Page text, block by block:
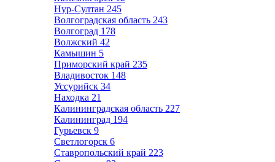
Нур-Султан 245
Волгоградская область 243
Волгоград 178
Волжский 42
Камышин 5
Приморский край 235
Владивосток 148
Уссурийск 34
Находка 21
Калининградская область 227
Калининград 194
Гурьевск 9
Светлогорск 6
Ставропольский край 223